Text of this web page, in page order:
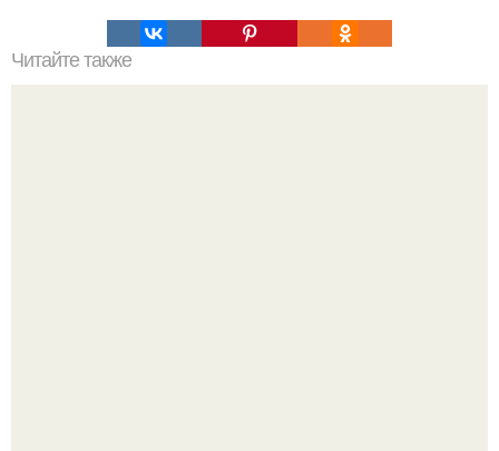
Читайте также